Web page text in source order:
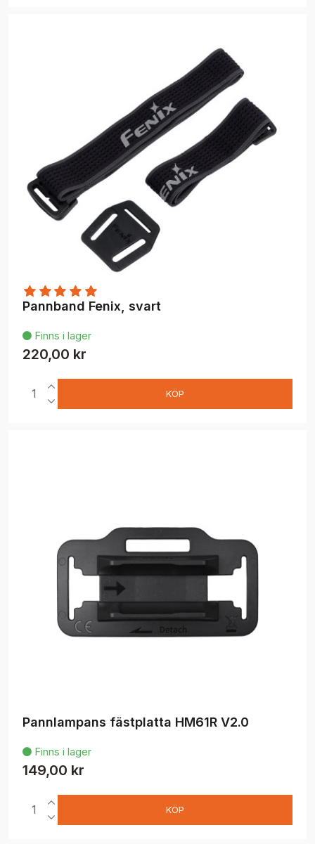
 Finns i lager
Pannband Fenix, svart
220,00 kr
KÖP
 Finns i lager
Pannlampans fästplatta HM61R V2.0
149,00 kr
KÖP